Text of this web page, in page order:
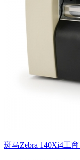
斑马Zebra 140Xi4工